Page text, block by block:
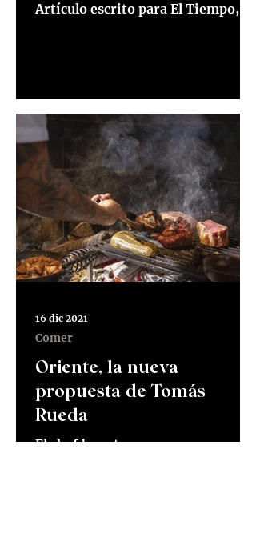
Artículo escrito para El Tiempo, 13
Oriente, la nueva
propuesta de Tomás
Rueda
El chef bogotano y su
Comer
16 dic 2021